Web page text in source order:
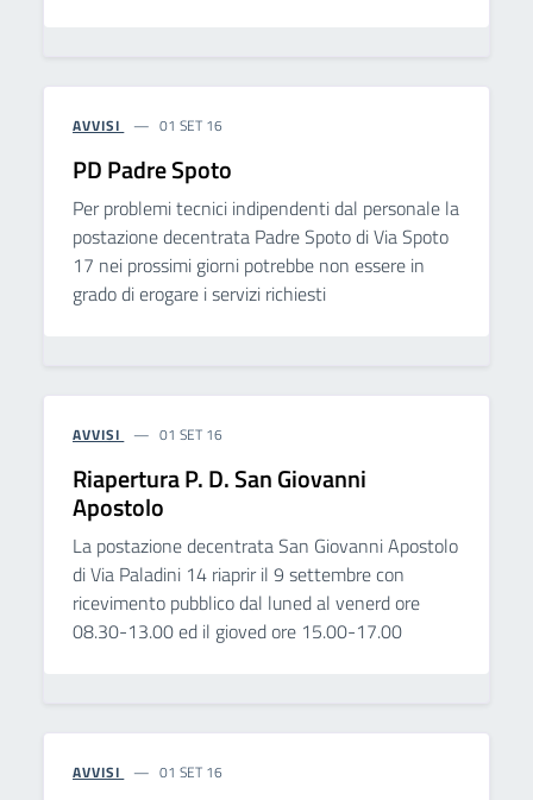
AVVISI 01 SET 16
PD Padre Spoto
Per problemi tecnici indipendenti dal personale la
postazione decentrata Padre Spoto di Via Spoto
17 nei prossimi giorni potrebbe non essere in
grado di erogare i servizi richiesti
AVVISI 01 SET 16
Riapertura P. D. San Giovanni
Apostolo
La postazione decentrata San Giovanni Apostolo
di Via Paladini 14 riaprir il 9 settembre con
ricevimento pubblico dal luned al venerd ore
08.30-13.00 ed il gioved ore 15.00-17.00
AVVISI 01 SET 16